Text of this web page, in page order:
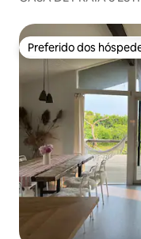
Preferido dos
Preferido dos